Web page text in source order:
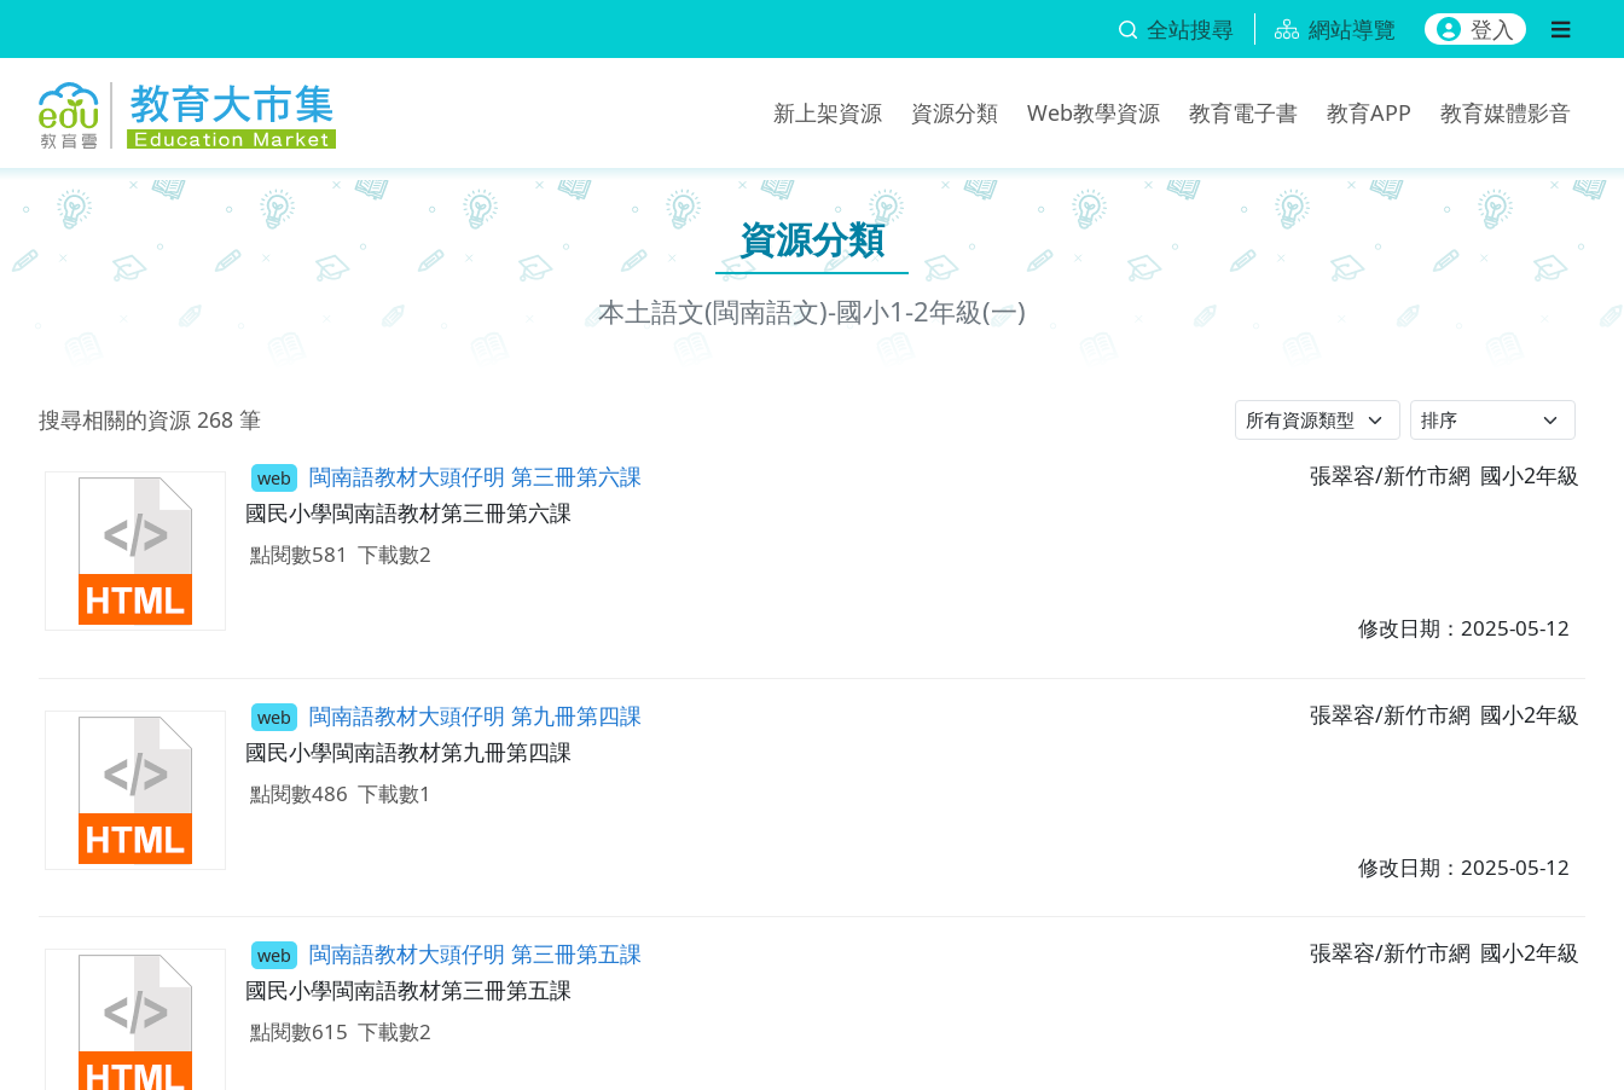
全站搜尋 網站導覽 登入
新上架資源 資源分類 Web教學資源 教育電子書 教育APP 教育媒體影音
資源分類
本土語文(閩南語文)-國小1-2年級(一)
搜尋相關的資源 268 筆
web 閩南語教材大頭仔明 第三冊第六課 張翠容/新竹市網 國小2年級
國民小學閩南語教材第三冊第六課
點閱數581 下載數2
修改日期：2025-05-12
web 閩南語教材大頭仔明 第九冊第四課 張翠容/新竹市網 國小2年級
國民小學閩南語教材第九冊第四課
點閱數486 下載數1
修改日期：2025-05-12
web 閩南語教材大頭仔明 第三冊第五課 張翠容/新竹市網 國小2年級
國民小學閩南語教材第三冊第五課
點閱數615 下載數2